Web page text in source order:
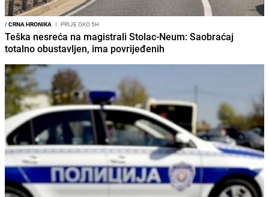
/CRNA HRONIKA I PRIJE OKO 5H
Teška nesreća na magistrali Stolac-Neum: Saobraćaj
totalno obustavljen, ima povrijeđenih